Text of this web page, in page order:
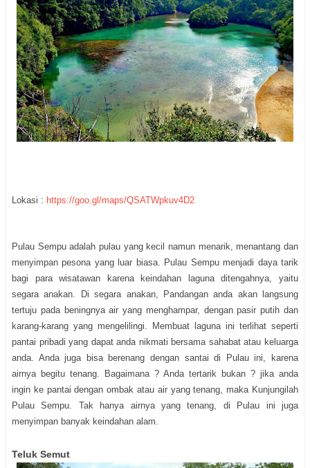
Lokasi : https://goo.gl/maps/QSATWpkuv4D2
Pulau Sempu adalah pulau yang kecil namun menarik, menantang dan
menyimpan pesona yang luar biasa. Pulau Sempu menjadi daya tarik
bagi para wisatawan karena keindahan laguna ditengahnya, yaitu
segara anakan. Di segara anakan, Pandangan anda akan langsung
tertuju pada beningnya air yang menghampar, dengan pasir putih dan
karang-karang yang mengelilingi. Membuat laguna ini terlihat seperti
pantai pribadi yang dapat anda nikmati bersama sahabat atau keluarga
anda. Anda juga bisa berenang dengan santai di Pulau ini, karena
airnya begitu tenang. Bagaimana ? Anda tertarik bukan ? jika anda
ingin ke pantai dengan ombak atau air yang tenang, maka Kunjungilah
Pulau Sempu. Tak hanya airnya yang tenang, di Pulau ini juga
menyimpan banyak keindahan alam.
Teluk Semut